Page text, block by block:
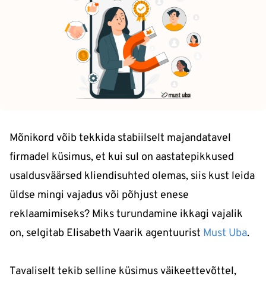
Mõnikord võib tekkida stabiilselt majandatavel
firmadel küsimus, et kui sul on aastatepikkused
usaldusväärsed kliendisuhted olemas, siis kust leida
üldse mingi vajadus või põhjust enese
reklaamimiseks? Miks turundamine ikkagi vajalik
on, selgitab Elisabeth Vaarik agentuurist Must Uba.
Tavaliselt tekib selline küsimus väikeettevõttel,